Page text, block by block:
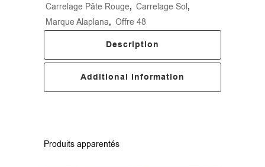
Carrelage Pâte Rouge, Carrelage Sol,
Marque Alaplana, Offre 48
Description
Additional Information
Produits apparentés